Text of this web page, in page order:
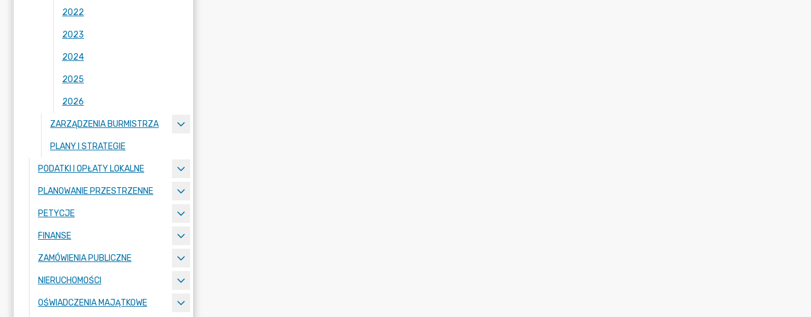
2022
2023
2024
2025
2026
ZARZĄDZENIA BURMISTRZA
PLANY I STRATEGIE
PODATKI I OPŁATY LOKALNE
PLANOWANIE PRZESTRZENNE
PETYCJE
FINANSE
ZAMÓWIENIA PUBLICZNE
NIERUCHOMOŚCI
OŚWIADCZENIA MAJĄTKOWE